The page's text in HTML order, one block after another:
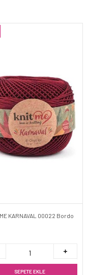
KARNAVAL 00022 Bordo
SEPETE EKLE